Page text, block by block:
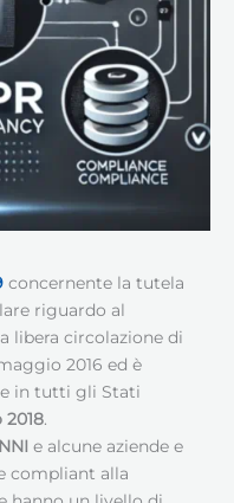
concernente la tutela
riguardo al
libera circolazione di
2016 ed è
in tutti gli Stati
.
e alcune aziende e
compliant alla